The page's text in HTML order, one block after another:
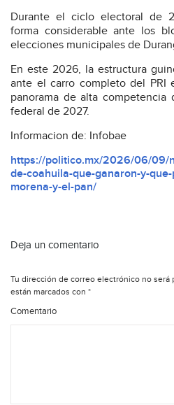
Durante el ciclo electoral de
forma considerable ante los
elecciones municipales de
En este 2026, la estructura
ante el carro completo del PRI
panorama de alta competencia
federal de 2027.
Informacion de: Infobae
https://politico.mx/2026/06/09/
de-coahuila-que-ganaron-y-
morena-y-el-pan/
Deja un comentario
Tu dirección de correo electrónico no será
están marcados con *
Comentario